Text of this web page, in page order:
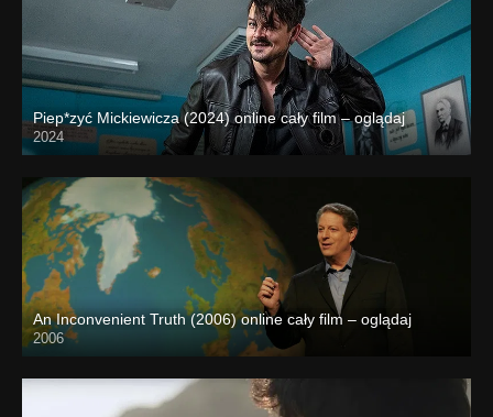
Piep*zyć Mickiewicza (2024) online cały film – oglądaj
2024
An Inconvenient Truth (2006) online cały film – oglądaj
2006